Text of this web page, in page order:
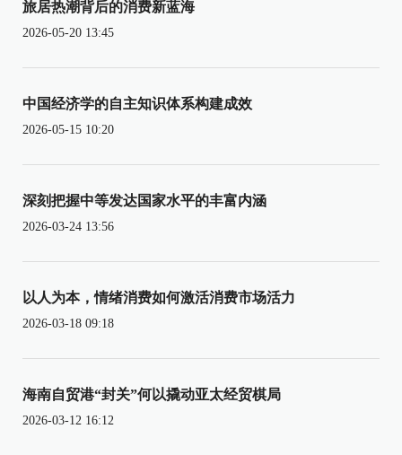
旅居热潮背后的消费新蓝海
2026-05-20 13:45
中国经济学的自主知识体系构建成效
2026-05-15 10:20
深刻把握中等发达国家水平的丰富内涵
2026-03-24 13:56
以人为本，情绪消费如何激活消费市场活力
2026-03-18 09:18
海南自贸港“封关”何以撬动亚太经贸棋局
2026-03-12 16:12